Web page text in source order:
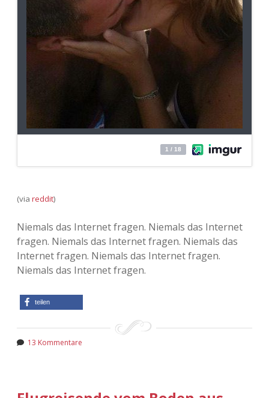
(via reddit)
Niemals das Internet fragen. Niemals das Internet
fragen. Niemals das Internet fragen. Niemals das
Internet fragen. Niemals das Internet fragen.
Niemals das Internet fragen.
teilen
13 Kommentare